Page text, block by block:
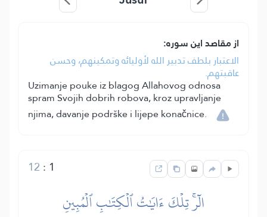
از مقاصد این سوره:
الاعتبار بلطف تدبير الله لأوليائه وتمكينهم، وحسن
عاقبتهم.
Uzimanje pouke iz blagog Allahovog odnosa
spram Svojih dobrih robova, kroz upravljanje
njima, davanje podrške i lijepe konačnice.
1
:
12
الٓرۚ تِلۡكَ ءَايَٰتُ ٱلۡكِتَٰبِ ٱلۡمُبِينِ